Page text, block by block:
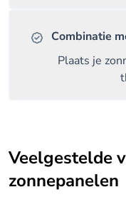
Combinatie
Plaats je
Veelgestelde
zonnepanelen